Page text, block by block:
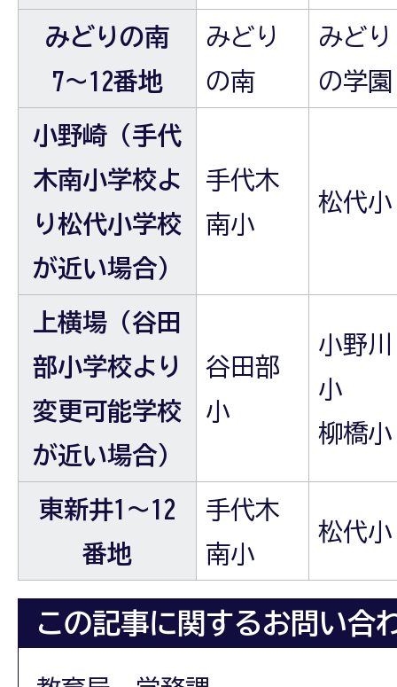
みどりの南
7～12番地
みどり
の南
みどり
の学園
小野崎（手代
木南小学校よ
り松代小学校
が近い場合）
手代木
南小
松代小
上横場（谷田
部小学校より
変更可能学校
が近い場合）
谷田部
小
小野川
小
柳橋小
東新井1～12
番地
手代木
南小
松代小
この記事に関するお問い合